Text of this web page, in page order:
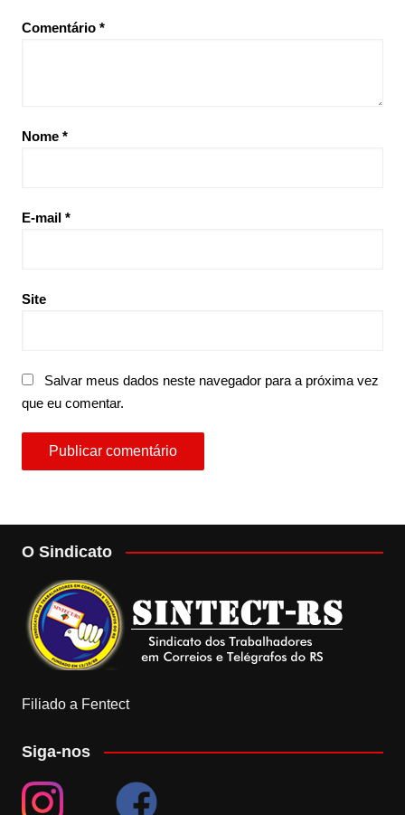
Comentário *
Nome *
E-mail *
Site
Salvar meus dados neste navegador para a próxima vez
que eu comentar.
O Sindicato
Filiado a Fentect
Siga-nos